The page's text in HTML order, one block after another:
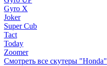
Gyro X
Joker
Super Cub
Tact
Today
Zoomer
Смотреть все скутеры "Honda"